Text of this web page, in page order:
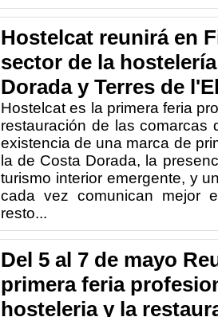
Hostelcat reunirá en
sector de la
Dorada y Terres de
Hostelcat es la primera feria
restauración de las comarcas
existencia de una marca de
la de Costa Dorada, la
turismo interior emergente, y
cada vez comunican mejor
resto...
Del 5 al 7 de mayo
primera feria
hosteleria y la